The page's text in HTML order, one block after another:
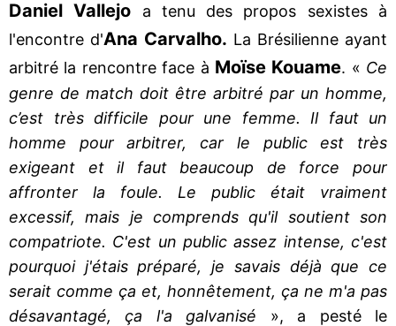
Daniel Vallejo a tenu des propos sexistes à
l'encontre d'Ana Carvalho. La Brésilienne ayant
arbitré la rencontre face à Moïse Kouame. « Ce
genre de match doit être arbitré par un homme,
c’est très difficile pour une femme. Il faut un
homme pour arbitrer, car le public est très
exigeant et il faut beaucoup de force pour
affronter la foule. Le public était vraiment
excessif, mais je comprends qu'il soutient son
compatriote. C'est un public assez intense, c'est
pourquoi j'étais préparé, je savais déjà que ce
serait comme ça et, honnêtement, ça ne m'a pas
désavantagé, ça l'a galvanisé », a pesté le